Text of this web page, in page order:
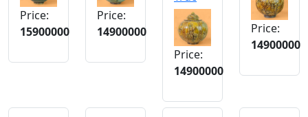
Price:
15900000
Price:
14900000
Price:
14900000
Price:
14900000